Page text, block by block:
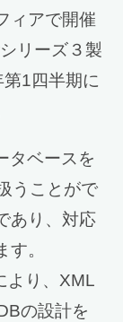
ィアで開催
リーズ３製
1四半期に
タベースを
うことがで
あり、対応
。
より、XML
の設計を